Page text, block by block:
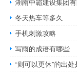
湖南中霸建设集团
冬天热车等多久
手机刺激攻略
写雨的成语有哪些
“则可以更休”的出处